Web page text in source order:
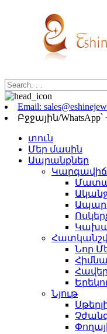
Email:
Բջջային/WhatsApp՝
տուն
Մեր մասին
Ապրանքներ
Նոր
Նյութ